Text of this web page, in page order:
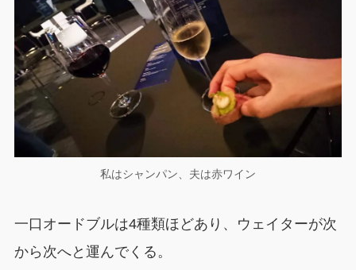
私はシャンパン、夫は赤ワイン
一口オードブルは4種類ほどあり、ウェイターが次
から次へと運んでくる。